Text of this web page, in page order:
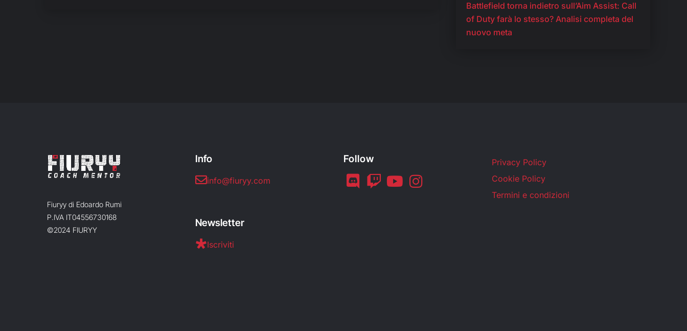
Battlefield torna indietro sull’Aim Assist: Call
of Duty farà lo stesso? Analisi completa del
nuovo meta
Fiuryy di Edoardo Rumi
P.IVA IT04556730168
©2024 FIURYY
Info
info@fiuryy.com
Newsletter
Iscriviti
Follow
Privacy Policy
Cookie Policy
Termini e condizioni